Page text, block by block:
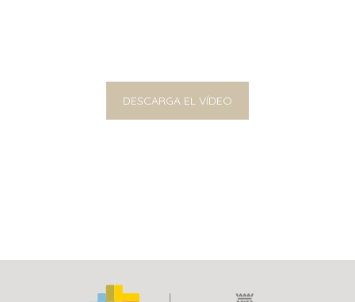
DESCARGA EL VÍDEO